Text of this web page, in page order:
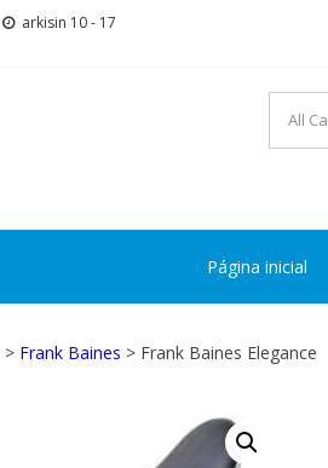
arkisin 10 - 17
Página inicial
> Frank Baines > Frank Baines Elegance